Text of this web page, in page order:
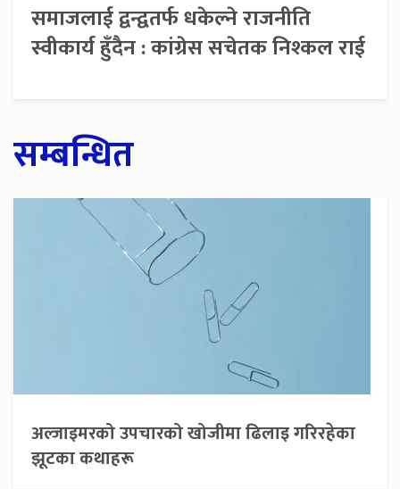
समाजलाई द्वन्द्वतर्फ धकेल्ने राजनीति
स्वीकार्य हुँदैन : कांग्रेस सचेतक निश्कल राई
सम्बन्धित
अल्जाइमरको उपचारको खोजीमा ढिलाइ गरिरहेका
झूटका कथाहरू